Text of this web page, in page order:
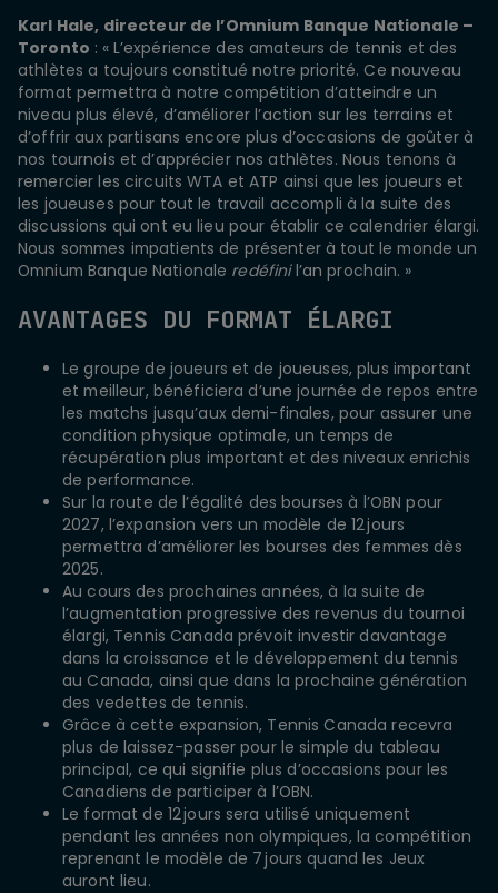
Karl Hale, directeur de l’Omnium Banque Nationale –
Toronto : « L’expérience des amateurs de tennis et des
athlètes a toujours constitué notre priorité. Ce nouveau
format permettra à notre compétition d’atteindre un
niveau plus élevé, d’améliorer l’action sur les terrains et
d’offrir aux partisans encore plus d’occasions de goûter à
nos tournois et d’apprécier nos athlètes. Nous tenons à
remercier les circuits WTA et ATP ainsi que les joueurs et
les joueuses pour tout le travail accompli à la suite des
discussions qui ont eu lieu pour établir ce calendrier élargi.
Nous sommes impatients de présenter à tout le monde un
Omnium Banque Nationale redéfinil’an prochain. »
AVANTAGES DU FORMAT ÉLARGI
Le groupe de joueurs et de joueuses, plus important
et meilleur, bénéficiera d’une journée de repos entre
les matchs jusqu’aux demi-finales, pour assurer une
condition physique optimale, un temps de
récupération plus important et des niveaux enrichis
de performance.
Sur la route de l’égalité des bourses à l’OBN pour
2027, l’expansion vers un modèle de 12 jours
permettra d’améliorer les bourses des femmes dès
2025.
Au cours des prochaines années, à la suite de
l’augmentation progressive des revenus du tournoi
élargi, Tennis Canada prévoit investir davantage
dans la croissance et le développement du tennis
au Canada, ainsi que dans la prochaine génération
des vedettes de tennis.
Grâce à cette expansion, Tennis Canada recevra
plus de laissez-passer pour le simple du tableau
principal, ce qui signifie plus d’occasions pour les
Canadiens de participer à l’OBN.
Le format de 12 jours sera utilisé uniquement
pendant les années non olympiques, la compétition
reprenant le modèle de 7 jours quand les Jeux
auront lieu.